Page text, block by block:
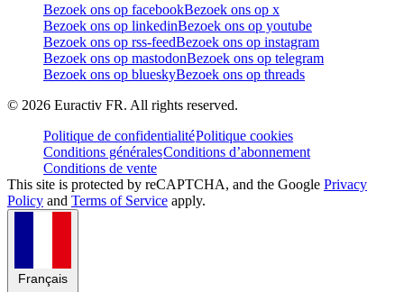
Bezoek ons op facebookBezoek ons op x
Bezoek ons op linkedinBezoek ons op youtube
Bezoek ons op rss-feedBezoek ons op instagram
Bezoek ons op mastodonBezoek ons op telegram
Bezoek ons op blueskyBezoek ons op threads
© 2026 Euractiv FR. All rights reserved.
Politique de confidentialitéPolitique cookies
Conditions généralesConditions d’abonnement
Conditions de vente
This site is protected by reCAPTCHA, and the Google Privacy
Policy and Terms of Service apply.
Français